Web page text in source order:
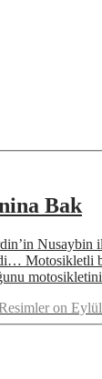
Bak
Motosikletli
on